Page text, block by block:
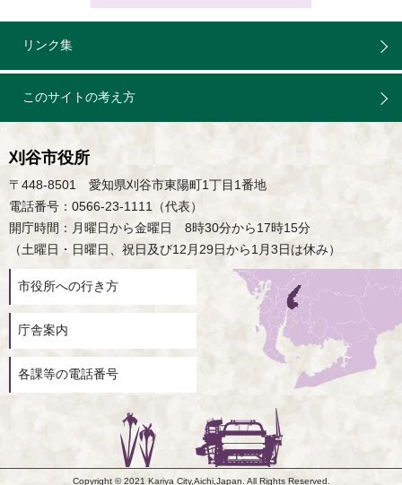
リンク集
このサイトの考え方
刈谷市役所
〒448-8501 愛知県刈谷市東陽町1丁目1番地
電話番号：0566-23-1111（代表）
開庁時間：月曜日から金曜日 8時30分から17時15分
（土曜日・日曜日、祝日及び12月29日から1月3日は休み）
市役所への行き方
庁舎案内
各課等の電話番号
Copyright © 2021 Kariya City,Aichi,Japan. All Rights Reserved.